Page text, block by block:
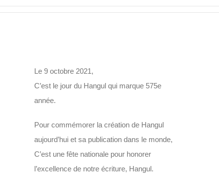
l'image
agrandie
Le 9 octobre 2021,
C’est le jour du Hangul qui marque 575e
année.
Pour commémorer la création de Hangul
aujourd’hui et sa publication dans le monde,
C’est une fête nationale pour honorer
l’excellence de notre écriture, Hangul.